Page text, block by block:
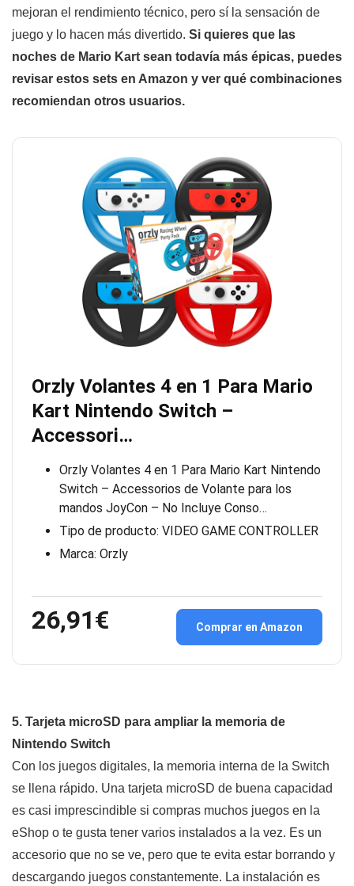
mejoran el rendimiento técnico, pero sí la sensación de
juego y lo hacen más divertido. Si quieres que las
noches de Mario Kart sean todavía más épicas, puedes
revisar estos sets en Amazon y ver qué combinaciones
recomiendan otros usuarios.
Orzly Volantes 4 en 1 Para Mario
Kart Nintendo Switch –
Accessori…
Orzly Volantes 4 en 1 Para Mario Kart Nintendo
Switch – Accessorios de Volante para los
mandos JoyCon – No Incluye Conso…
Tipo de producto: VIDEO GAME CONTROLLER
Marca: Orzly
26,91€ Comprar en Amazon
5. Tarjeta microSD para ampliar la memoria de
Nintendo Switch
Con los juegos digitales, la memoria interna de la Switch
se llena rápido. Una tarjeta microSD de buena capacidad
es casi imprescindible si compras muchos juegos en la
eShop o te gusta tener varios instalados a la vez. Es un
accesorio que no se ve, pero que te evita estar borrando y
descargando juegos constantemente. La instalación es